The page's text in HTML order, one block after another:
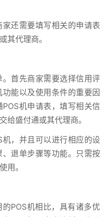
还需要填写相关的申请表
其代理商。
首先商家需要选择信用评
能以及使用条件的重要因
机申请表，填写相关信
给盛付通或其代理商。
，并且可以进行相应的设
退单步骤等功能。只需按
用。
POS机相比，具有诸多优